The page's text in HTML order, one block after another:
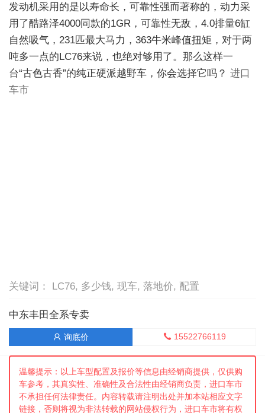
发动机采用的是以寿命长，可靠性强而著称的，动力采
用了酷路泽4000同款的1GR，可靠性无敌，4.0排量6缸
自然吸气，231匹最大马力，363牛米峰值扭矩，对于两
吨多一点的LC76来说，也绝对够用了。那么这样一
台“古色古香”的纯正硬派越野车，你会选择它吗？ 进口
车市
关键词： LC76, 多少钱, 现车, 落地价, 配置
中东丰田全系专卖
 询底价  15522766119
温馨提示：以上车型配置及报价等信息由经销商提供，仅供购
车参考，其真实性、准确性及合法性由经销商负责，进口车市
不承担任何法律责任。内容转载请注明出处并加本站相应文字
链接，否则将视为非法转载的网站侵权行为，进口车市将有权